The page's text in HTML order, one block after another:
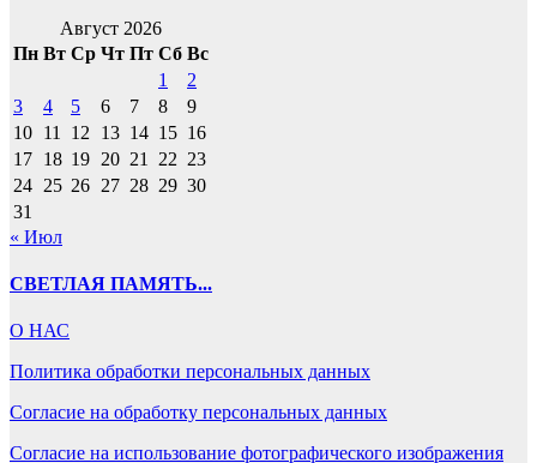
Август 2026
Пн Вт Ср Чт Пт Сб Вс
1
2
3
4 5 6 7 8
9
10 11 12 13 14 15 16
17 18 19 20 21 22 23
24 25 26 27 28 29 30
31
« Июл
СВЕТЛАЯ ПАМЯТЬ...
О НАС
Политика обработки персональных данных
Согласие на обработку персональных данных
Согласие на использование фотографического изображения